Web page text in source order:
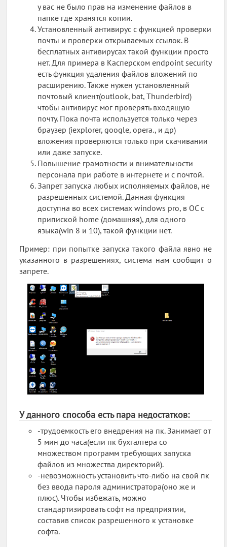
у вас не было прав на изменение файлов в
папке где хранятся копии.
Установленный антивирус с функцией проверки
почты и проверки открываемых ссылок. В
бесплатных антивирусах такой функции просто
нет. Для примера в Касперском endpoint security
есть функция удаления файлов вложений по
расширению. Также нужен установленный
почтовый клиент(outlook, bat, Thunderbird)
чтобы антивирус мог проверять входящую
почту. Пока почта используется только через
браузер (iexplorer, google, opera., и др)
вложения проверяются только при скачивании
или даже запуске.
Повышение грамотности и внимательности
персонала при работе в интернете и с почтой.
Запрет запуска любых исполняемых файлов, не
разрешенных системой. Данная функция
доступна во всех системах windows pro, в ОС с
припиской home (домашняя), для одного
языка(win 8 и 10), такой функции нет.
Пример: при попытке запуска такого файла явно не
указанного в разрешениях, система нам сообщит о
запрете.
У данного способа есть пара недостатков:
-трудоемкость его внедрения на пк. Занимает от
5 мин до часа(если пк бухгалтера со
множеством программ требующих запуска
файлов из множества директорий).
-невозможность установить что-либо на свой пк
без ввода пароля администратора(оно же и
плюс). Чтобы избежать, можно
стандартизировать софт на предприятии,
составив список разрешенного к установке
софта.